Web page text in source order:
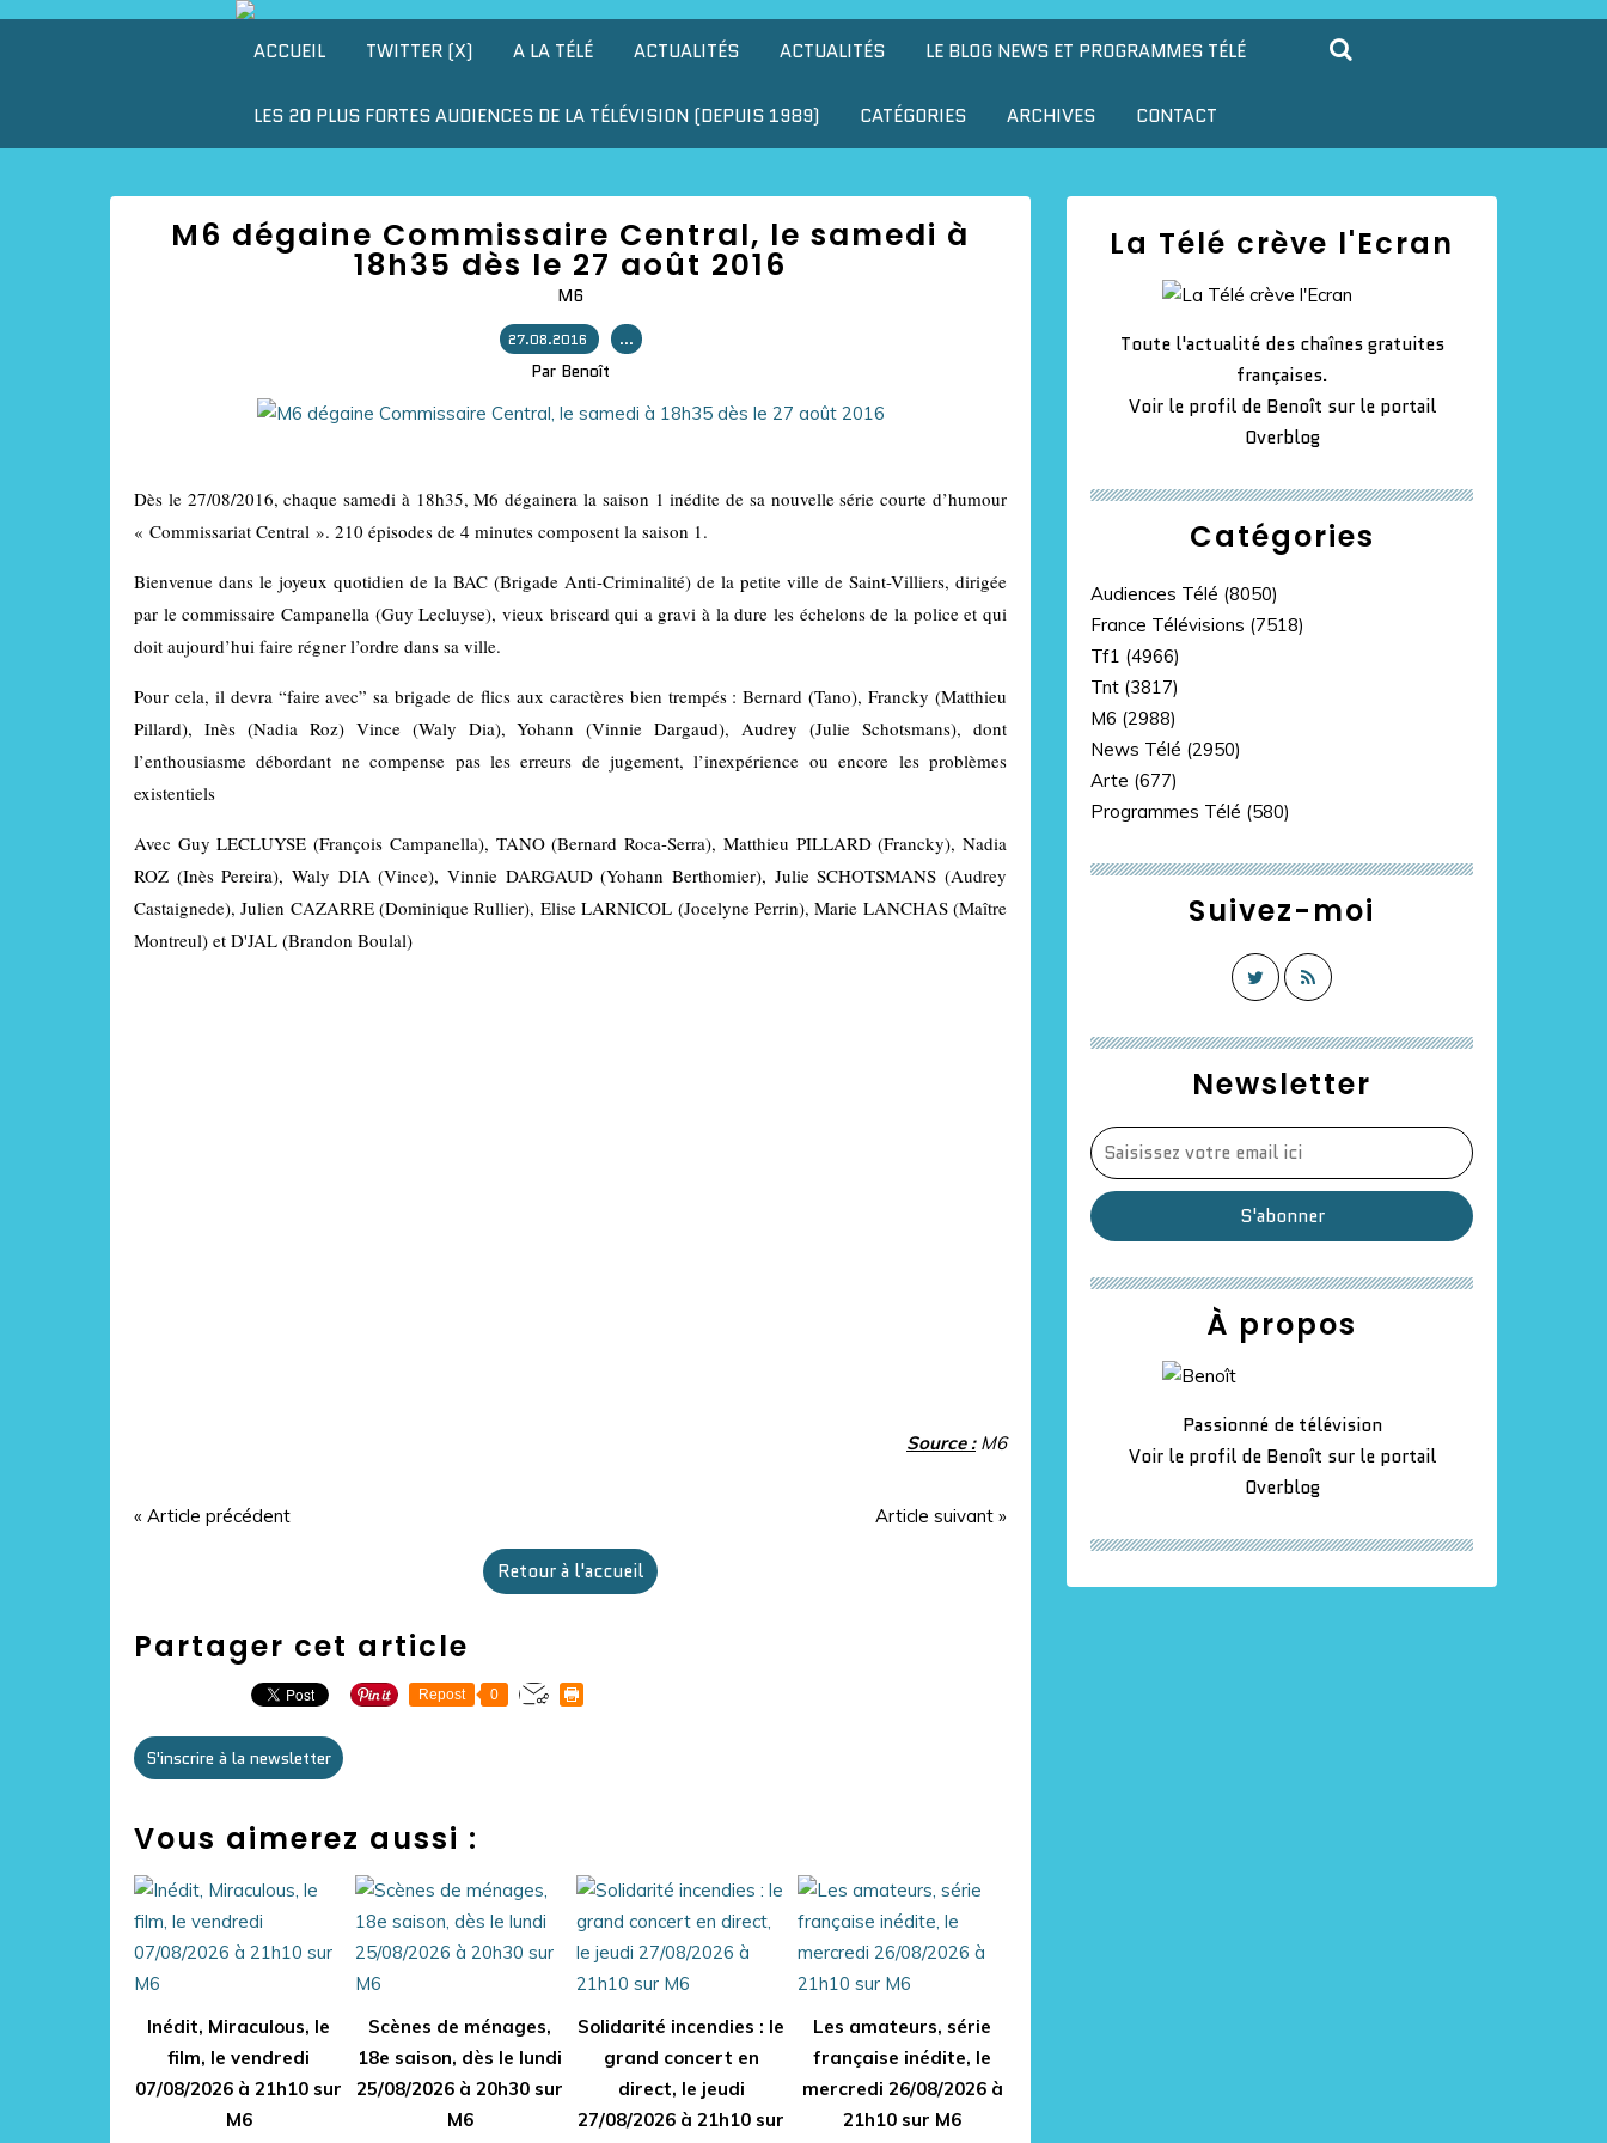
ACCUEIL TWITTER (X) A LA TÉLÉ ACTUALITÉS ACTUALITÉS LE BLOG NEWS ET PROGRAMMES TÉLÉ
LES 20 PLUS FORTES AUDIENCES DE LA TÉLÉVISION (DEPUIS 1989) CATÉGORIES ARCHIVES CONTACT
M6 dégaine Commissaire Central, le samedi à
18h35 dès le 27 août 2016
M6
27.08.2016 …
Par Benoît
Dès le 27/08/2016, chaque samedi à 18h35, M6 dégainera la saison 1 inédite de sa nouvelle série courte d’humour
« Commissariat Central ». 210 épisodes de 4 minutes composent la saison 1.
Bienvenue dans le joyeux quotidien de la BAC (Brigade Anti-Criminalité) de la petite ville de Saint-Villiers, dirigée
par le commissaire Campanella (Guy Lecluyse), vieux briscard qui a gravi à la dure les échelons de la police et qui
doit aujourd’hui faire régner l’ordre dans sa ville.
Pour cela, il devra “faire avec” sa brigade de flics aux caractères bien trempés : Bernard (Tano), Francky (Matthieu
Pillard), Inès (Nadia Roz) Vince (Waly Dia), Yohann (Vinnie Dargaud), Audrey (Julie Schotsmans), dont
l’enthousiasme débordant ne compense pas les erreurs de jugement, l’inexpérience ou encore les problèmes
existentiels
Avec Guy LECLUYSE (François Campanella), TANO (Bernard Roca-Serra), Matthieu PILLARD (Francky), Nadia
ROZ (Inès Pereira), Waly DIA (Vince), Vinnie DARGAUD (Yohann Berthomier), Julie SCHOTSMANS (Audrey
Castaignede), Julien CAZARRE (Dominique Rullier), Elise LARNICOL (Jocelyne Perrin), Marie LANCHAS (Maître
Montreul) et D'JAL (Brandon Boulal)
Source : M6
« Article précédent Article suivant »
Retour à l'accueil
Partager cet article
Repost 0
S'inscrire à la newsletter
Vous aimerez aussi :
Inédit, Miraculous, le
film, le vendredi
07/08/2026 à 21h10 sur
M6
Scènes de ménages,
18e saison, dès le lundi
25/08/2026 à 20h30 sur
M6
Solidarité incendies : le
grand concert en
direct, le jeudi
27/08/2026 à 21h10 sur
Les amateurs, série
française inédite, le
mercredi 26/08/2026 à
21h10 sur M6
Newsletter
Catégories
Audiences Télé (8050)
France Télévisions (7518)
Tf1 (4966)
Tnt (3817)
M6 (2988)
News Télé (2950)
Arte (677)
Programmes Télé (580)
La Télé crève l'Ecran
Toute l'actualité des chaînes gratuites
françaises.
Voir le profil de Benoît sur le portail
Overblog
Suivez-moi
À propos
Passionné de télévision
Voir le profil de Benoît sur le portail
Overblog